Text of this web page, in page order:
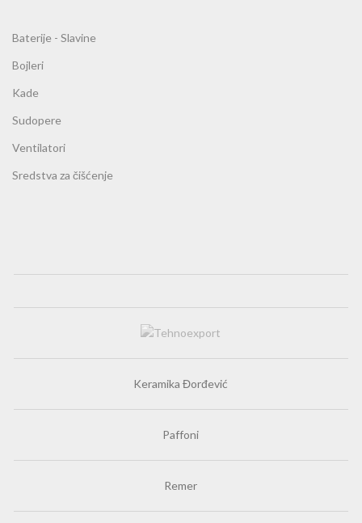
Baterije - Slavine
Bojleri
Kade
Sudopere
Ventilatori
Sredstva za čišćenje
Keramika Đorđević
Paffoni
Remer